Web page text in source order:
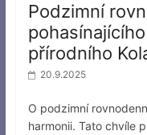
Podzimní
přírodního
20.9.2025
O podzimní
harmonii. Tato chvíle